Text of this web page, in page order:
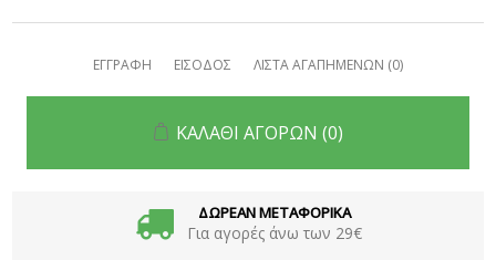
ΕΓΓΡΑΦΗ ΕΙΣΟΔΟΣ ΛΙΣΤΑ ΑΓΑΠΗΜΕΝΩΝ (0)
ΚΑΛΑΘΙ ΑΓΟΡΩΝ (0)
ΔΩΡΕΑΝ ΜΕΤΑΦΟΡΙΚΑ
Για αγορές άνω των 29€